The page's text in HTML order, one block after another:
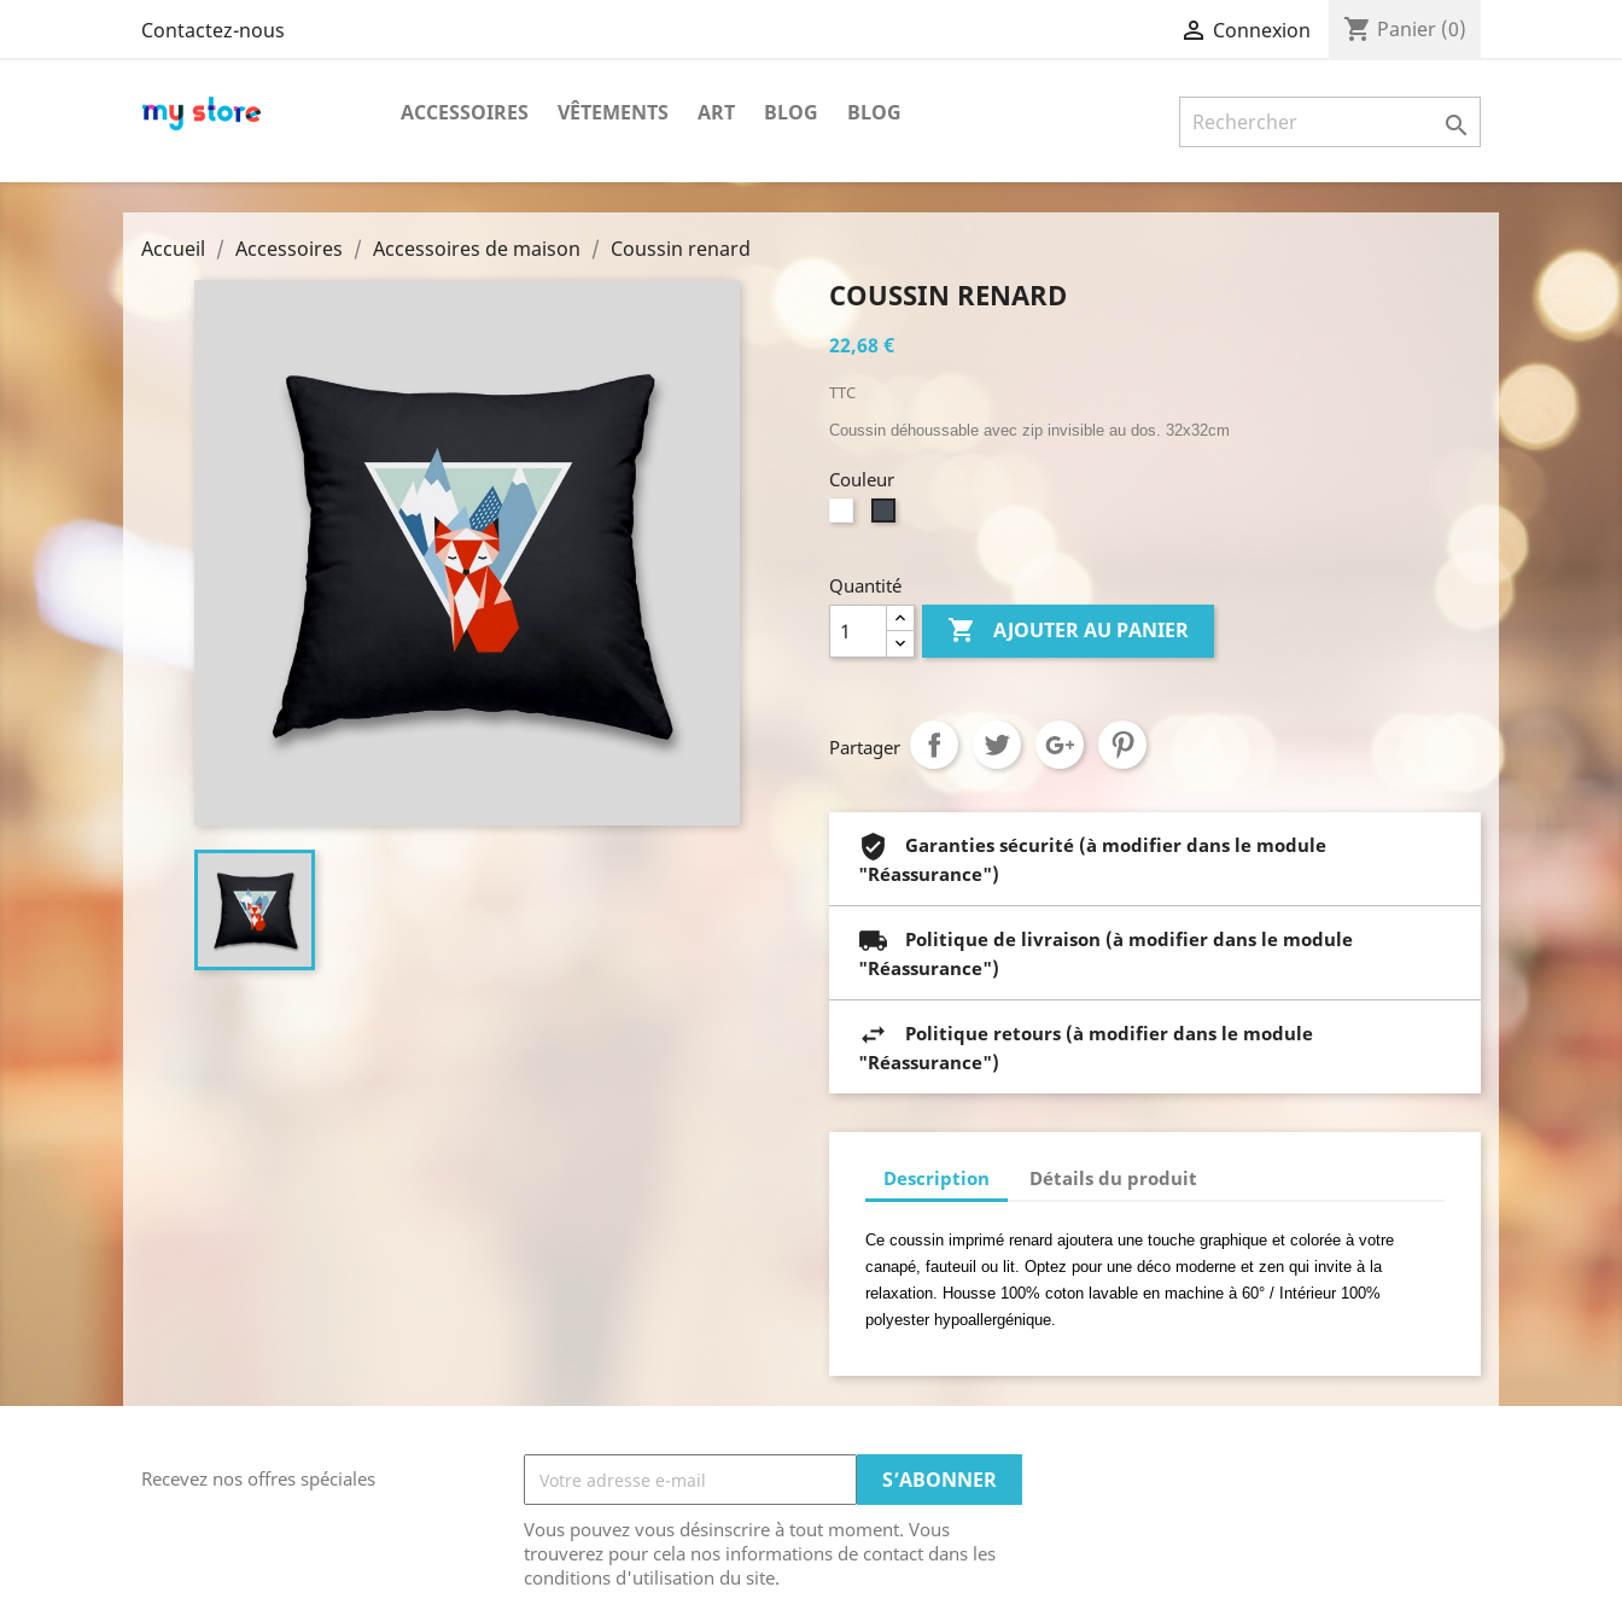
Contactez-nous  Connexion shopping_cart Panier (0)
ACCESSOIRES VÊTEMENTS ART BLOG BLOG 
Accueil Accessoires Accessoires de maison Coussin renard
COUSSIN RENARD
22,68 €
TTC
Coussin déhoussable avec zip invisible au dos. 32x32cm
Couleur
Quantité
 AJOUTER AU PANIER
Partager
Garanties sécurité (à modifier dans le module
"Réassurance")
Politique de livraison (à modifier dans le module
"Réassurance")
Politique retours (à modifier dans le module
"Réassurance")
Description Détails du produit
Ce coussin imprimé renard ajoutera une touche graphique et colorée à votre
canapé, fauteuil ou lit. Optez pour une déco moderne et zen qui invite à la
relaxation. Housse 100% coton lavable en machine à 60° / Intérieur 100%
polyester hypoallergénique.
Recevez nos offres spéciales
Vous pouvez vous désinscrire à tout moment. Vous
trouverez pour cela nos informations de contact dans les
conditions d'utilisation du site.